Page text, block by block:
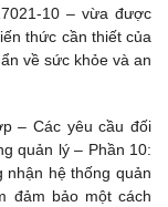
10 – vừa được
​​thức cần thiết của
về sức khỏe và an
– Các yêu cầu đối
quản lý – Phần 10:
nhận hệ thống quản
đảm bảo một cách